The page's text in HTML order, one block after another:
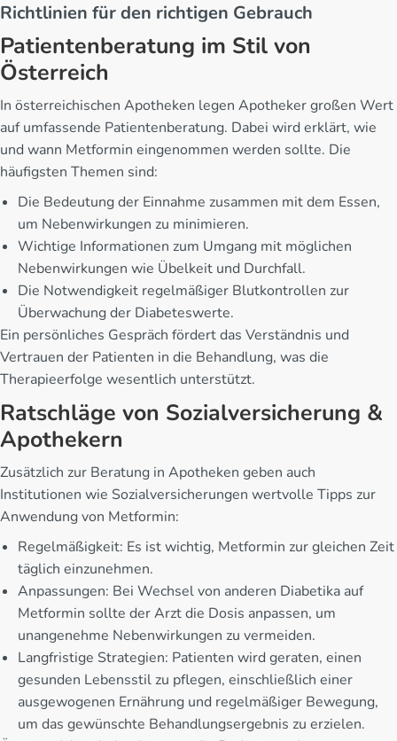
Richtlinien für den richtigen Gebrauch
Patientenberatung im Stil von
Österreich
In österreichischen Apotheken legen Apotheker großen Wert
auf umfassende Patientenberatung. Dabei wird erklärt, wie
und wann Metformin eingenommen werden sollte. Die
häufigsten Themen sind:
Die Bedeutung der Einnahme zusammen mit dem Essen,
um Nebenwirkungen zu minimieren.
Wichtige Informationen zum Umgang mit möglichen
Nebenwirkungen wie Übelkeit und Durchfall.
Die Notwendigkeit regelmäßiger Blutkontrollen zur
Überwachung der Diabeteswerte.
Ein persönliches Gespräch fördert das Verständnis und
Vertrauen der Patienten in die Behandlung, was die
Therapieerfolge wesentlich unterstützt.
Ratschläge von Sozialversicherung &
Apothekern
Zusätzlich zur Beratung in Apotheken geben auch
Institutionen wie Sozialversicherungen wertvolle Tipps zur
Anwendung von Metformin:
Regelmäßigkeit: Es ist wichtig, Metformin zur gleichen Zeit
täglich einzunehmen.
Anpassungen: Bei Wechsel von anderen Diabetika auf
Metformin sollte der Arzt die Dosis anpassen, um
unangenehme Nebenwirkungen zu vermeiden.
Langfristige Strategien: Patienten wird geraten, einen
gesunden Lebensstil zu pflegen, einschließlich einer
ausgewogenen Ernährung und regelmäßiger Bewegung,
um das gewünschte Behandlungsergebnis zu erzielen.